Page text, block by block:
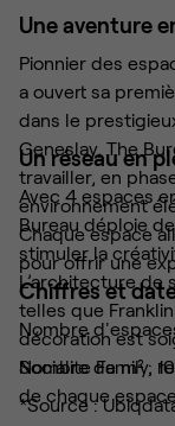
Une aventure
Pionnier des
a ouvert sa
dans le
Geneslay, The
travailler, en
environnement
Chaque espace
pour offrir une
Un réseau en
Avec 4 espaces
Bureau déploie
stimuler la
L’architecture de
telles que
décoration est
Socialite Family,
de chaque espace.
Chiffres et
Nombre
Nombre de m² :
*Source :